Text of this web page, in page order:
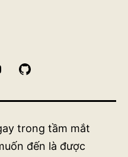
YouTube
trong tầm mắt
đến là được